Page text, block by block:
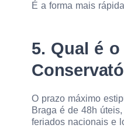
É a forma mais
5. Qual é
O prazo máximo
Braga é de 48h
feriados nacionais e